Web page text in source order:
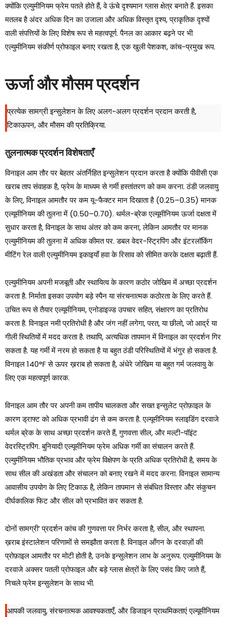
क्योंकि एल्युमीनियम फ्रेम पतले होते हैं, वे ऊंचे दृश्यमान ग्लास क्षेत्र बनाते हैं. इसका
मतलब है अंदर अधिक दिन का उजाला और अधिक विस्तृत दृश्य, प्राकृतिक दृश्यों
वाली संपत्तियों के लिए विशेष रूप से महत्वपूर्ण. पैनल का आकार बढ़ने पर भी
एल्युमीनियम संकीर्ण प्रोफाइल बनाए रखता है, एक खुली पेशकश, कांच-प्रमुख रूप.
ऊर्जा और मौसम प्रदर्शन
प्रत्येक सामग्री इन्सुलेशन के लिए अलग-अलग प्रदर्शन प्रदान करती है,
टिकाऊपन, और मौसम की प्रतिक्रिया.
तुलनात्मक प्रदर्शन विशेषताएँ
विनाइल आम तौर पर बेहतर अंतर्निहित इन्सुलेशन प्रदान करता है क्योंकि पीवीसी एक
खराब ताप संवाहक है, फ्रेम के माध्यम से गर्मी हस्तांतरण को कम करना. ठंडी जलवायु
के लिए, विनाइल आमतौर पर कम यू-फैक्टर मान दिखाता है (0.25–0.35) मानक
एल्यूमीनियम की तुलना में (0.50–0.70). थर्मल-ब्रेक एल्यूमीनियम ऊर्जा दक्षता में
सुधार करता है, विनाइल के साथ अंतर को कम करना, लेकिन आमतौर पर मानक
एल्युमीनियम की तुलना में अधिक कीमत पर. डबल वेदर-स्ट्रिपिंग और इंटरलॉकिंग
मीटिंग रेल वाली एल्युमीनियम इकाइयाँ हवा के रिसाव को सीमित करके दक्षता बढ़ाती हैं.
एल्युमीनियम अपनी मजबूती और स्थायित्व के कारण कठोर जोखिम में अच्छा प्रदर्शन
करता है. निर्माता इसका उपयोग बड़े स्पैन या संरचनात्मक कठोरता के लिए करते हैं.
उचित रूप से तैयार एल्यूमीनियम, एनोडाइज्ड उपचार सहित, संक्षारण का प्रतिरोध
करता है. विनाइल नमी प्रतिरोधी है और जंग नहीं लगेगा, परत, या छीलो, जो आर्द्र या
गीली स्थितियों में मदद करता है. तथापि, अत्यधिक तापमान में विनाइल का प्रदर्शन गिर
सकता है. यह गर्मी में नरम हो सकता है या बहुत ठंडी परिस्थितियों में भंगुर हो सकता है.
विनाइल 140°F से ऊपर ख़राब हो सकता है, अंधेरे जोखिम या बहुत गर्म जलवायु के
लिए एक महत्वपूर्ण कारक.
विनाइल आम तौर पर अपनी कम तापीय चालकता और सख्त इन्सुलेट प्रोफ़ाइल के
कारण ड्राफ्ट को अधिक प्रभावी ढंग से कम करता है. एल्यूमीनियम स्लाइडिंग दरवाजे
थर्मल ब्रेक के साथ अच्छा प्रदर्शन करते हैं, गुणवत्ता सील, और मल्टी-पॉइंट
वेदरस्ट्रिपिंग. बुनियादी एल्यूमीनियम फ्रेम अधिक गर्मी का संचालन करते हैं.
एल्युमीनियम भौतिक प्रभाव और फ्रेम विक्षेपण के प्रति अधिक प्रतिरोधी है, समय के
साथ सील की अखंडता और संचालन को बनाए रखने में मदद करना. विनाइल सामान्य
आवासीय उपयोग के लिए टिकाऊ है, लेकिन तापमान से संबंधित विस्तार और संकुचन
दीर्घकालिक फिट और सील को प्रभावित कर सकता है.
दोनों सामग्री’ प्रदर्शन कांच की गुणवत्ता पर निर्भर करता है, सील, और स्थापना.
ख़राब इंस्टालेशन परिणामों से समझौता करता है. विनाइल आँगन के दरवाज़ों की
प्रोफ़ाइल आमतौर पर मोटी होती है, उनके इन्सुलेशन लाभ के अनुरूप. एल्युमीनियम के
दरवाजे अक्सर पतली प्रोफाइल और बड़े ग्लास क्षेत्रों के लिए पसंद किए जाते हैं,
निचले फ्रेम इन्सुलेशन के साथ भी.
आपकी जलवायु, संरचनात्मक आवश्यकताएँ, और डिजाइन प्राथमिकताएं एल्यूमीनियम